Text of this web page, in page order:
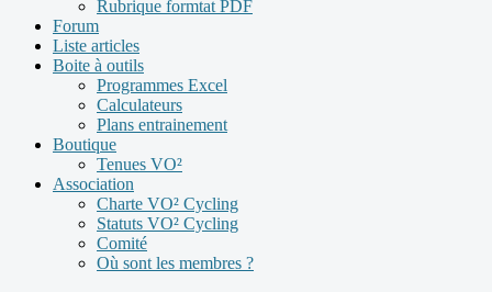
Rubrique formtat PDF
Forum
Liste articles
Boite à outils
Programmes Excel
Calculateurs
Plans entrainement
Boutique
Tenues VO²
Association
Charte VO² Cycling
Statuts VO² Cycling
Comité
Où sont les membres ?